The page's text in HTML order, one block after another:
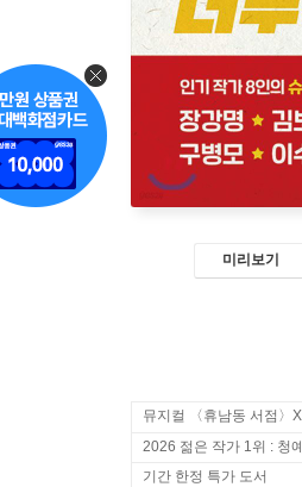
미리보기
2026 젊은 작가 1위 : 청예
기간 한정 특가 도서